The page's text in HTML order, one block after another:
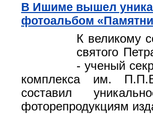
В Ишиме вышел
фотоальбом
К великому
святого
- ученый
комплекса им.
составил
фоторепродукциям